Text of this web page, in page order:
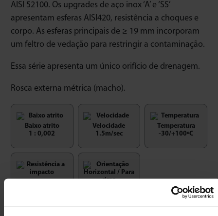
AISI 52100. Os upgrades de aço inox ‘A’ e ‘SS’
apresentam esferas AISI420, resistência a choques e
corpo. As esferas principais de ≥ 19 mm incorporam
um feltro de vedação para restringir a contaminação.
Essa série apresenta um único orifício de drenagem.
Rosca externa métrica (macho).
Baixo atrito
1 : 0,002
Velocidade
1.5m/sec
Temperatura
-30/+100ºC